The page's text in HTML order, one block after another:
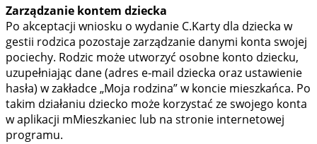
Zarządzanie kontem dziecka
Po akceptacji wniosku o wydanie C.Karty dla dziecka w
gestii rodzica pozostaje zarządzanie danymi konta swojej
pociechy. Rodzic może utworzyć osobne konto dziecku,
uzupełniając dane (adres e-mail dziecka oraz ustawienie
hasła) w zakładce „Moja rodzina” w koncie mieszkańca. Po
takim działaniu dziecko może korzystać ze swojego konta
w aplikacji mMieszkaniec lub na stronie internetowej
programu.